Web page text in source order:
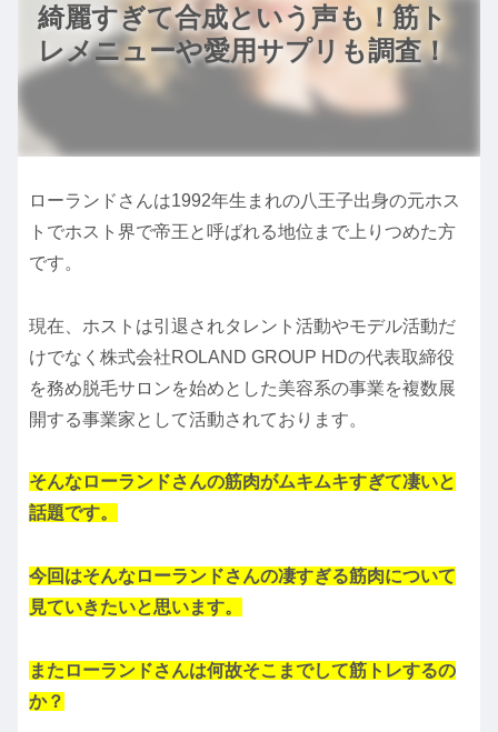
綺麗すぎて合成という声も！筋ト
レメニューや愛用サプリも調査！
ローランドさんは1992年生まれの八王子出身の元ホス
トでホスト界で帝王と呼ばれる地位まで上りつめた方
です。
現在、ホストは引退されタレント活動やモデル活動だ
けでなく株式会社ROLAND GROUP HDの代表取締役
を務め脱毛サロンを始めとした美容系の事業を複数展
開する事業家として活動されております。
そんなローランドさんの筋肉がムキムキすぎて凄いと
話題です。
今回はそんなローランドさんの凄すぎる筋肉について
見ていきたいと思います。
またローランドさんは何故そこまでして筋トレするの
か？